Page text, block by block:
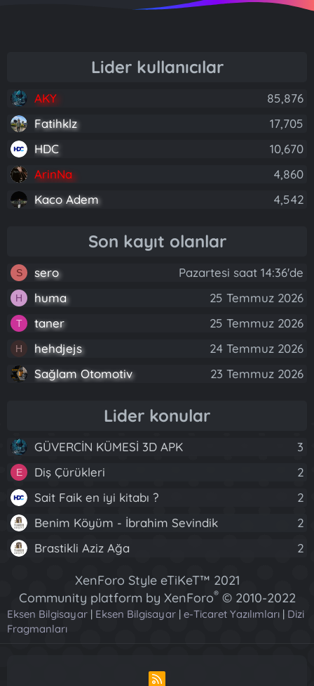
Lider kullanıcılar
AKY
85,876
Fatihklz
17,705
HDC
10,670
ArinNa
4,860
Kaco Adem
4,542
Son kayıt olanlar
S sero Pazartesi saat 14:36'de
H huma 25 Temmuz 2026
T taner 25 Temmuz 2026
H hehdjejs
24 Temmuz 2026
Sağlam Otomotiv
23 Temmuz 2026
Lider konular
GÜVERCİN KÜMESİ 3D APK 3
E Diş Çürükleri
2
Sait Faik en iyi kitabı ?
2
Benim Köyüm - İbrahim Sevindik
2
Brastikli Aziz Ağa
2
XenForo Style eTiKeT™ 2021
Community platform by XenForo® © 2010-2022
XenForo Ltd.
[XGT] Forum statistics system
Eksen Bilgisayar | Eksen Bilgisayar | e-Ticaret Yazılımları | Dizi
Fragmanları
R